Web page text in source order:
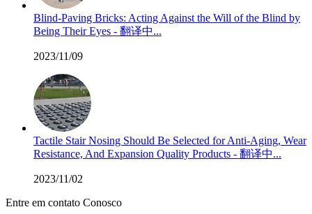
Blind-Paving Bricks: Acting Against the Will of the Blind by
Being Their Eyes - 翻译中...
2023/11/09
Tactile Stair Nosing Should Be Selected for Anti-Aging, Wear
Resistance, And Expansion Quality Products - 翻译中...
2023/11/02
Entre em contato Conosco